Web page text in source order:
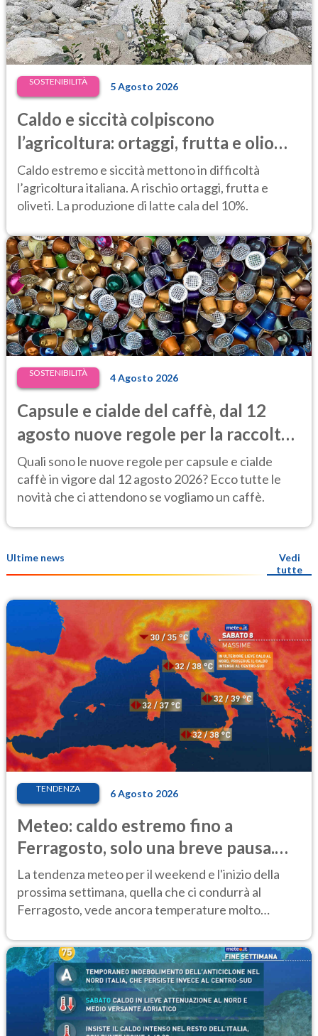
SOSTENIBILITÀ 5 Agosto 2026
Caldo e siccità colpiscono
l’agricoltura: ortaggi, frutta e olio
d’oliva a rischio, latte in calo del 10%
Caldo estremo e siccità mettono in difficoltà
l’agricoltura italiana. A rischio ortaggi, frutta e
oliveti. La produzione di latte cala del 10%.
SOSTENIBILITÀ 4 Agosto 2026
Capsule e cialde del caffè, dal 12
agosto nuove regole per la raccolta
differenziata
Quali sono le nuove regole per capsule e cialde
caffè in vigore dal 12 agosto 2026? Ecco tutte le
novità che ci attendono se vogliamo un caffè.
Ultime news
Vedi
tutte
TENDENZA 6 Agosto 2026
Meteo: caldo estremo fino a
Ferragosto, solo una breve pausa.
Ecco dove
La tendenza meteo per il weekend e l'inizio della
prossima settimana, quella che ci condurrà al
Ferragosto, vede ancora temperature molto